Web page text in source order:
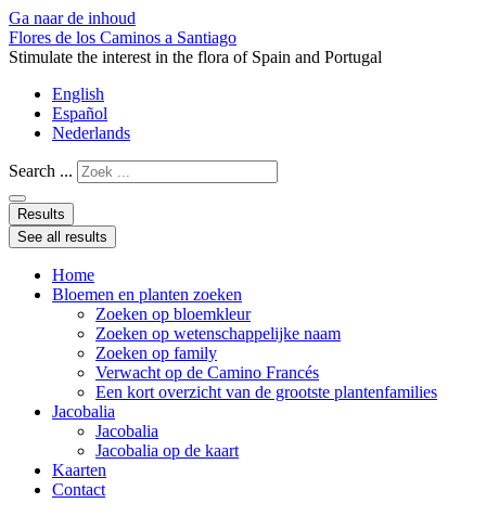
Ga naar de inhoud
Flores de los Caminos a Santiago
Stimulate the interest in the flora of Spain and Portugal
English
Español
Nederlands
Search ...
Results
See all results
Home
Bloemen en planten zoeken
Zoeken op bloemkleur
Zoeken op wetenschappelijke naam
Zoeken op family
Verwacht op de Camino Francés
Een kort overzicht van de grootste plantenfamilies
Jacobalia
Jacobalia
Jacobalia op de kaart
Kaarten
Contact